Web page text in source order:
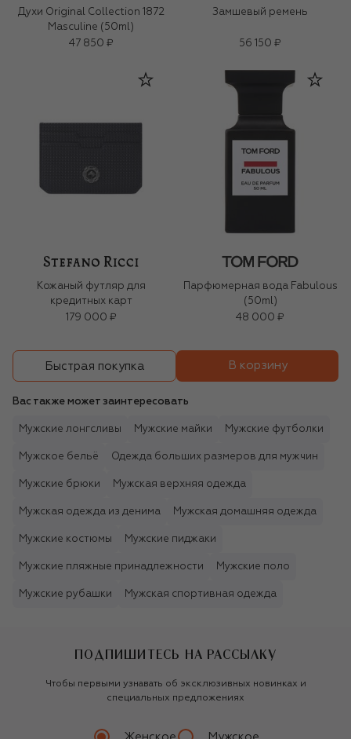
Духи Original Collection 1872
Masculine (50ml)
47 850 ₽
Замшевый ремень
56 150 ₽
Кожаный футляр для
кредитных карт
179 000 ₽
Парфюмерная вода Fabulous
(50ml)
48 000 ₽
Быстрая покупка В корзину
Вас также может заинтересовать
Мужские лонгсливы Мужские майки Мужские футболки
Мужское бельё Одежда больших размеров для мужчин
Мужские брюки Мужская верхняя одежда
Мужская одежда из денима Мужская домашняя одежда
Мужские костюмы Мужские пиджаки
Мужские пляжные принадлежности Мужские поло
Мужские рубашки Мужская спортивная одежда
ПОДПИШИТЕСЬ НА РАССЫЛКУ
Чтобы первыми узнавать об эксклюзивных новинках и
специальных предложениях